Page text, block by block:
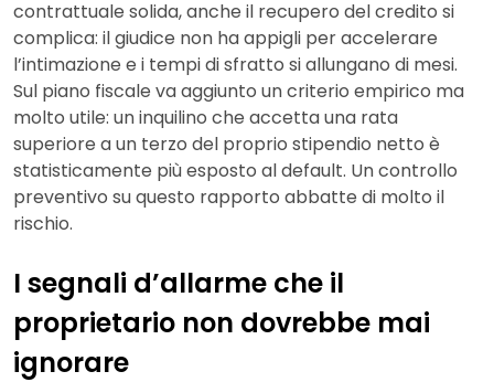
contrattuale solida, anche il recupero del credito si
complica: il giudice non ha appigli per accelerare
l’intimazione e i tempi di sfratto si allungano di mesi.
Sul piano fiscale va aggiunto un criterio empirico ma
molto utile: un inquilino che accetta una rata
superiore a un terzo del proprio stipendio netto è
statisticamente più esposto al default. Un controllo
preventivo su questo rapporto abbatte di molto il
rischio.
I segnali d’allarme che il
proprietario non dovrebbe mai
ignorare